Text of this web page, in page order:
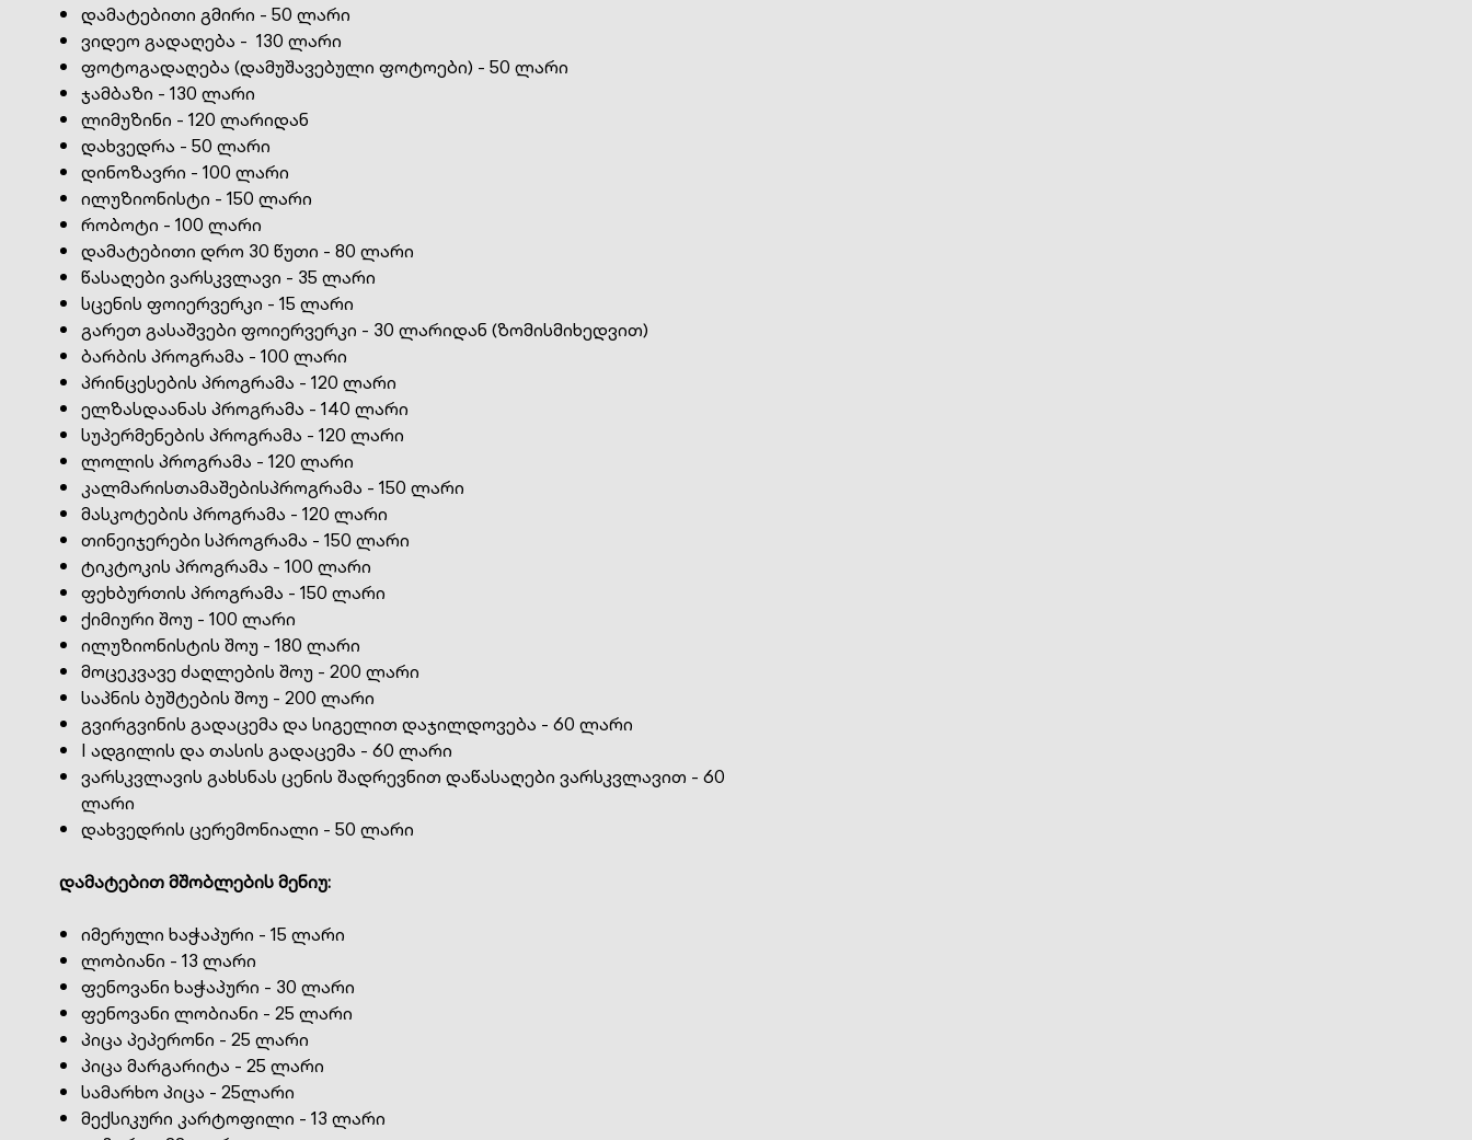
დამატებითი გმირი - 50 ლარი
ვიდეო გადაღება - 130 ლარი
ფოტოგადაღება (დამუშავებული ფოტოები) - 50 ლარი
ჯამბაზი - 130 ლარი
ლიმუზინი - 120 ლარიდან
დახვედრა - 50 ლარი
დინოზავრი - 100 ლარი
ილუზიონისტი - 150 ლარი
რობოტი - 100 ლარი
დამატებითი დრო 30 წუთი - 80 ლარი
წასაღები ვარსკვლავი - 35 ლარი
სცენის ფოიერვერკი - 15 ლარი
გარეთ გასაშვები ფოიერვერკი - 30 ლარიდან (ზომისმიხედვით)
ბარბის პროგრამა - 100 ლარი
პრინცესების პროგრამა - 120 ლარი
ელზასდაანას პროგრამა - 140 ლარი
სუპერმენების პროგრამა - 120 ლარი
ლოლის პროგრამა - 120 ლარი
კალმარისთამაშებისპროგრამა - 150 ლარი
მასკოტების პროგრამა - 120 ლარი
თინეიჯერები სპროგრამა - 150 ლარი
ტიკტოკის პროგრამა - 100 ლარი
ფეხბურთის პროგრამა - 150 ლარი
ქიმიური შოუ - 100 ლარი
ილუზიონისტის შოუ - 180 ლარი
მოცეკვავე ძაღლების შოუ - 200 ლარი
საპნის ბუშტების შოუ - 200 ლარი
გვირგვინის გადაცემა და სიგელით დაჯილდოვება - 60 ლარი
I ადგილის და თასის გადაცემა - 60 ლარი
ვარსკვლავის გახსნას ცენის შადრევნით დაწასაღები ვარსკვლავით - 60
ლარი
დახვედრის ცერემონიალი - 50 ლარი
დამატებით მშობლების მენიუ:
იმერული ხაჭაპური - 15 ლარი
ლობიანი - 13 ლარი
ფენოვანი ხაჭაპური - 30 ლარი
ფენოვანი ლობიანი - 25 ლარი
პიცა პეპერონი - 25 ლარი
პიცა მარგარიტა - 25 ლარი
სამარხო პიცა - 25ლარი
მექსიკური კარტოფილი - 13 ლარი